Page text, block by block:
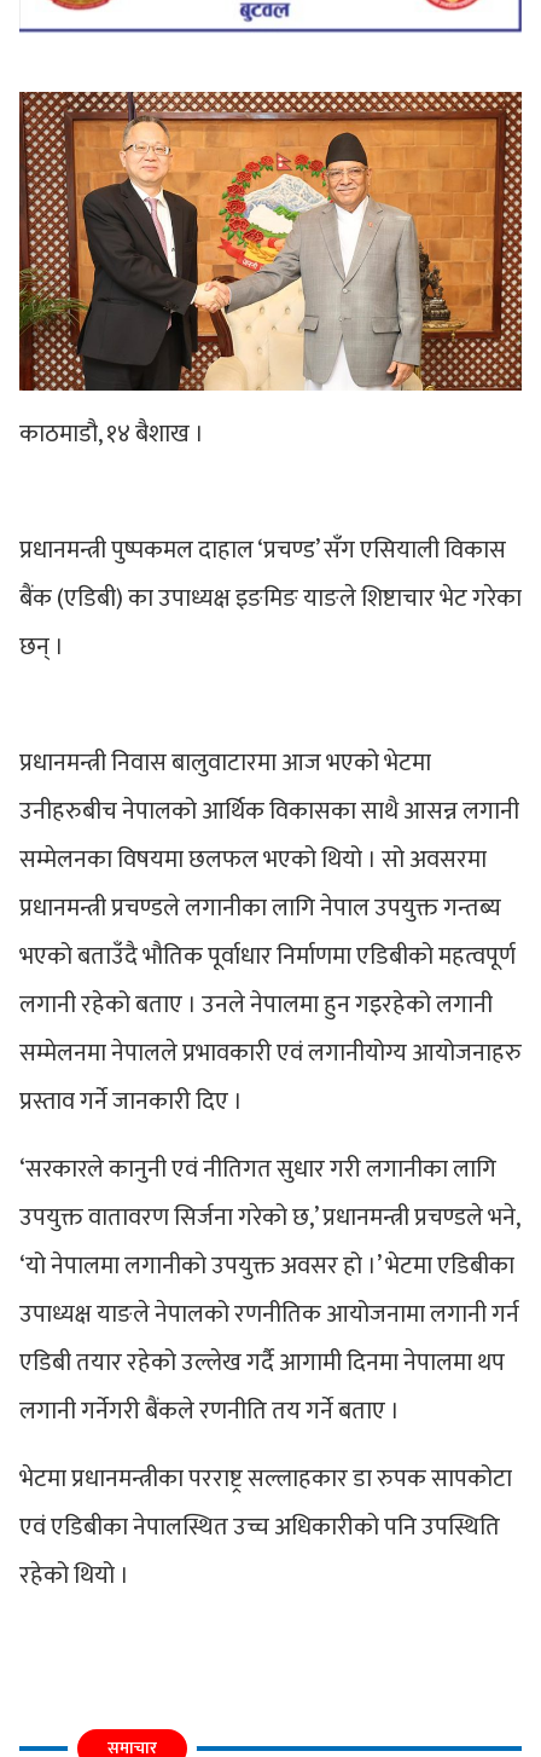
काठमाडौ, १४ बैशाख ।
प्रधानमन्त्री पुष्पकमल दाहाल ‘प्रचण्ड’ सँग एसियाली विकास
बैंक (एडिबी) का उपाध्यक्ष इङमिङ याङले शिष्टाचार भेट गरेका
छन् ।
प्रधानमन्त्री निवास बालुवाटारमा आज भएको भेटमा
उनीहरुबीच नेपालको आर्थिक विकासका साथै आसन्न लगानी
सम्मेलनका विषयमा छलफल भएको थियो । सो अवसरमा
प्रधानमन्त्री प्रचण्डले लगानीका लागि नेपाल उपयुक्त गन्तब्य
भएको बताउँदै भौतिक पूर्वाधार निर्माणमा एडिबीको महत्वपूर्ण
लगानी रहेको बताए । उनले नेपालमा हुन गइरहेको लगानी
सम्मेलनमा नेपालले प्रभावकारी एवं लगानीयोग्य आयोजनाहरु
प्रस्ताव गर्ने जानकारी दिए ।
‘सरकारले कानुनी एवं नीतिगत सुधार गरी लगानीका लागि
उपयुक्त वातावरण सिर्जना गरेको छ,’ प्रधानमन्त्री प्रचण्डले भने,
‘यो नेपालमा लगानीको उपयुक्त अवसर हो ।’ भेटमा एडिबीका
उपाध्यक्ष याङले नेपालको रणनीतिक आयोजनामा लगानी गर्न
एडिबी तयार रहेको उल्लेख गर्दै आगामी दिनमा नेपालमा थप
लगानी गर्नेगरी बैंकले रणनीति तय गर्ने बताए ।
भेटमा प्रधानमन्त्रीका परराष्ट्र सल्लाहकार डा रुपक सापकोटा
एवं एडिबीका नेपालस्थित उच्च अधिकारीको पनि उपस्थिति
रहेको थियो ।
समाचार